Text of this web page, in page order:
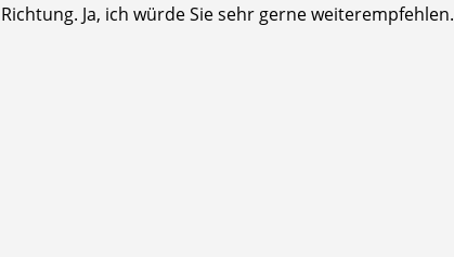
Richtung. Ja, ich würde Sie sehr gerne weiterempfehlen.